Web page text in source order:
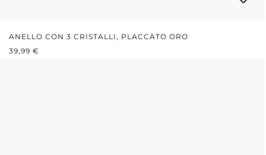
ANELLO CON 3 CRISTALLI, PLACCATO ORO
PREZZO NORMALE:
39,99 €